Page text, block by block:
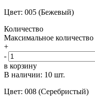
Цвет: 005 (Бежевый)
Количество
Максимальное количество
+
-
в корзину
В наличии: 10 шт.
Цвет: 008 (Серебристый)